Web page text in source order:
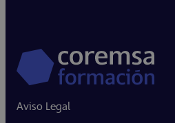
Aviso Legal